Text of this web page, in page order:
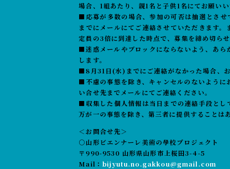
場合、1組あたり、親1名と子供1名にてお願いい
■応募が多数の場合、参加の可否は抽選とさ
までにメールにてご連絡させていただきます
定員の3倍に到達した時点で、募集を締め切らせ
■迷惑メールやブロックにならないよう、あら
します。
■8月31日(水)までにご連絡がなかった場合、お
■不慮の事態を除き、キャンセルのないように
い合せ先までメールにてご連絡ください。
■収集した個人情報は当日までの連絡手段とし
万が一の事態を除き、第三者に提供することは
＜お問合せ先＞
○山形ビエンナーレ美術の學校プロジェクト
〒990-9530 山形県山形市上桜田3-4-5
Mail：bijyutu.no.gakkou@gmail.com